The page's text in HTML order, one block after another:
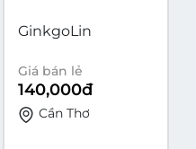
GinkgoLin
Giá bán lẻ
140,000đ
Cần Thơ